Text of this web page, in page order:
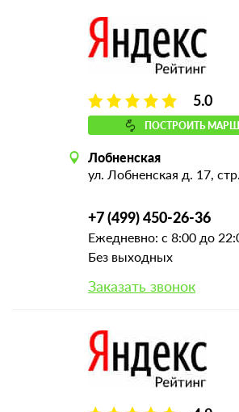
5.0
ПОСТРОИТЬ
Лобненская
ул. Лобненская д. 17,
+7 (499) 450-26-36
Ежедневно: с 8:00 до
Без выходных
Заказать звонок